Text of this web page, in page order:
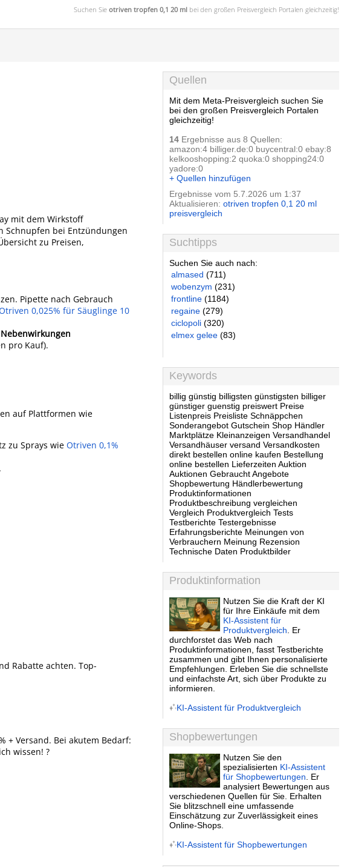
Suchen Sie otriven tropfen 0,1 20 ml bei den großen Preisvergleich Portalen gleichzeitig!
mit dem Wirkstoff
Schnupfen bei Entzündungen
zu Preisen,
Pipette nach Gebrauch
0,025% für Säuglinge 10
pro Kauf).
auf Plattformen wie
zu Sprays wie Otriven 0,1%
Rabatte achten. Top-
+ Versand. Bei akutem Bedarf:
wissen! ?
Quellen
Mit dem Meta-Preisvergleich suchen Sie
bei den großen Preisvergleich Portalen
gleichzeitig!
14 Ergebnisse aus 8 Quellen:
amazon:4 billiger.de:0 buycentral:0 ebay:8
kelkooshopping:2 quoka:0 shopping24:0
yadore:0
+ Quellen hinzufügen
Ergebnisse vom 5.7.2026 um 1:37
Aktualisieren: otriven tropfen 0,1 20 ml
preisvergleich
Suchtipps
Suchen Sie auch nach:
almased (711)
wobenzym (231)
frontline (1184)
regaine (279)
ciclopoli (320)
elmex gelee (83)
Keywords
billig günstig billigsten günstigsten billiger
günstiger guenstig preiswert Preise
Listenpreis Preisliste Schnäppchen
Sonderangebot Gutschein Shop Händler
Marktplätze Kleinanzeigen Versandhandel
Versandhäuser versand Versandkosten
direkt bestellen online kaufen Bestellung
online bestellen Lieferzeiten Auktion
Auktionen Gebraucht Angebote
Shopbewertung Händlerbewertung
Produktinformationen
Produktbeschreibung vergleichen
Vergleich Produktvergleich Tests
Testberichte Testergebnisse
Erfahrungsberichte Meinungen von
Verbrauchern Meinung Rezension
Technische Daten Produktbilder
Produktinformation
Nutzen Sie die Kraft der KI
für Ihre Einkäufe mit dem
KI-Assistent für
Produktvergleich . Er
durchforstet das Web nach
Produktinformationen, fasst Testberichte
zusammen und gibt Ihnen personalisierte
Empfehlungen. Erleben Sie die schnellste
und einfachste Art, sich über Produkte zu
informieren.
KI-Assistent für Produktvergleich
Shopbewertungen
Nutzen Sie den
spezialisierten KI-Assistent
für Shopbewertungen . Er
analysiert Bewertungen aus
verschiedenen Quellen für Sie. Erhalten
Sie blitzschnell eine umfassende
Einschätzung zur Zuverlässigkeit eines
Online-Shops.
KI-Assistent für Shopbewertungen